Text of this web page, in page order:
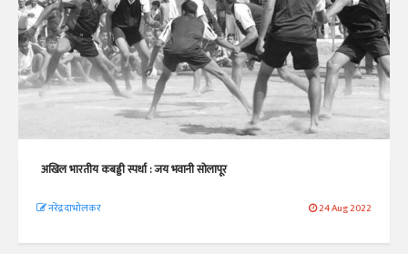
अखिल भारतीय कबड्डी स्पर्धा : जय भवानी सोलापूर
नरेंद्र दाभोलकर 24 Aug 2022